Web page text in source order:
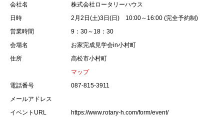
会社名
株式会社ロータリーハウス
日時
2月2日(土)3日(日) 10:00～16:00 (完全予約制)
営業時間
9：30～18：30
会場名
お家完成見学会in小村町
住所
高松市小村町
マップ
電話番号
087-815-3911
メールアドレス
イベントURL
https://www.rotary-h.com/form/event/